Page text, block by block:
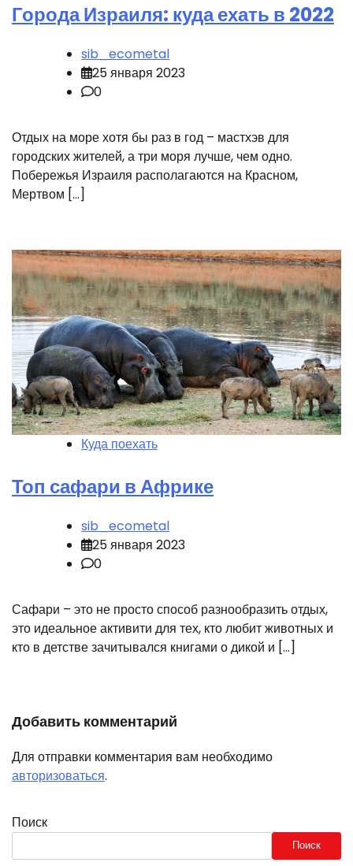
Города Израиля: куда ехать в 2022
sib_ecometal
25 января 2023
0
Отдых на море хотя бы раз в год – мастхэв для
городских жителей, а три моря лучше, чем одно.
Побережья Израиля располагаются на Красном,
Мертвом […]
Куда поехать
Топ сафари в Африке
sib_ecometal
25 января 2023
0
Сафари – это не просто способ разнообразить отдых,
это идеальное активити для тех, кто любит животных и
кто в детстве зачитывался книгами о дикой и […]
Добавить комментарий
Для отправки комментария вам необходимо
авторизоваться.
Поиск
Поиск